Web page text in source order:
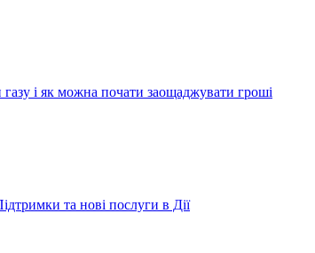
і як можна почати заощаджувати гроші
та нові послуги в Дії